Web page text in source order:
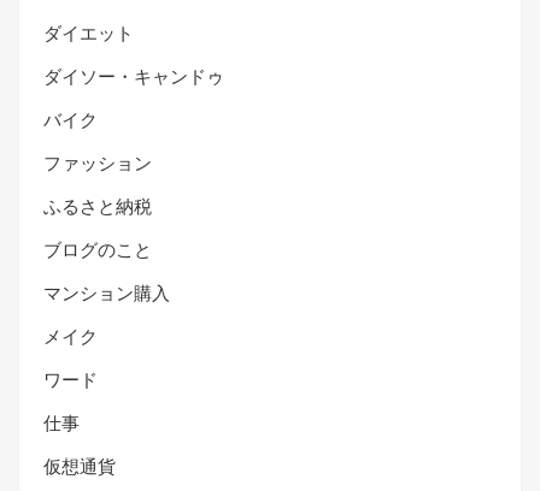
ダイエット
ダイソー・キャンドゥ
バイク
ファッション
ふるさと納税
ブログのこと
マンション購入
メイク
ワード
仕事
仮想通貨